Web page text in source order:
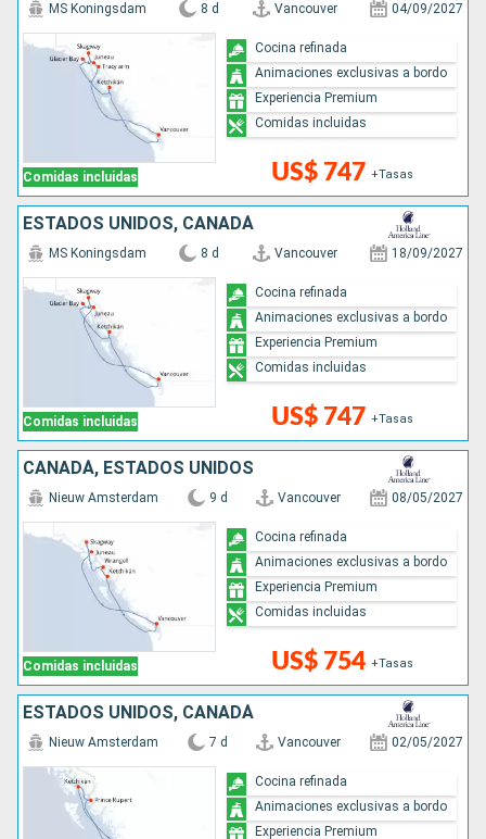
Comidas incluidas
MS Koningsdam 8 d Vancouver 04/09/2027
US$ 747 +Tasas
Cocina refinada
Animaciones exclusivas a bordo
Experiencia Premium
Comidas incluidas
ESTADOS UNIDOS, CANADÁ
Comidas incluidas
MS Koningsdam 8 d Vancouver 18/09/2027
US$ 747 +Tasas
Cocina refinada
Animaciones exclusivas a bordo
Experiencia Premium
Comidas incluidas
CANADÁ, ESTADOS UNIDOS
Comidas incluidas
Nieuw Amsterdam 9 d Vancouver 08/05/2027
US$ 754 +Tasas
Cocina refinada
Animaciones exclusivas a bordo
Experiencia Premium
Comidas incluidas
ESTADOS UNIDOS, CANADÁ
Nieuw Amsterdam 7 d Vancouver 02/05/2027
Cocina refinada
Animaciones exclusivas a bordo
Experiencia Premium